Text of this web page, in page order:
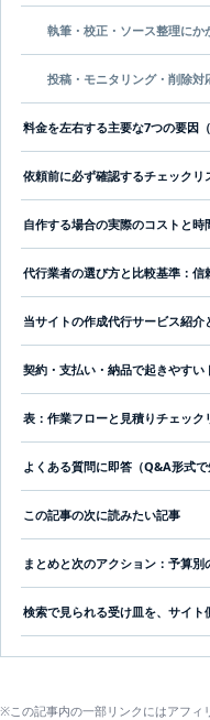
執筆・校正・ソース整理にか
投稿・モニタリング・削除対
料金を左右する主要な7つの要因
依頼前に必ず確認するチェックリ
自作する場合の実際のコストと
代行業者の選び方と比較基準：
当サイトの作成代行サービス紹介
契約・支払い・納品で起きやすい
表：作業フローと見積りチェック
よくある質問に即答（Q&A形式で
この記事の次に読みたい記事
まとめと次のアクション：予算
検索で見られる受け皿を、サイト
※この記事内の一部リンクにはアフィ